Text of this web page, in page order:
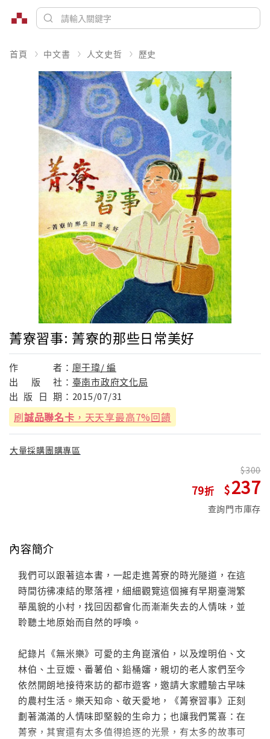
首頁 中文書 人文史哲 歷史
菁寮習事: 菁寮的那些日常美好
作 者： 廖于瑋/ 編
出
版 社： 臺南市政府文化局
出 版 日 期： 2015/07/31
刷誠品聯名卡 ，天天享最高7%回饋
大量採購團購專區
79
300
237
查詢門市庫存
內容簡介
我們可以跟著這本書，一起走進菁寮的時光隧道，在這
時間彷彿凍結的聚落裡，細細觀覽這個擁有早期臺灣繁
華風貌的小村，找回因都會化而漸漸失去的人情味，並
聆聽土地原始而自然的呼喚。
紀錄片《無米樂》可愛的主角崑濱伯，以及煌明伯、文
林伯、土豆嬤、番薯伯、鉛桶嬸，親切的老人家們至今
依然開朗地接待來訪的都市遊客，邀請大家體驗古早味
的農村生活。樂天知命、敬天愛地，《菁寮習事》正刻
劃著滿滿的人情味即堅毅的生命力；也讓我們驚喜：在
菁寮，其實還有太多值得追逐的光景，有太多的故事可